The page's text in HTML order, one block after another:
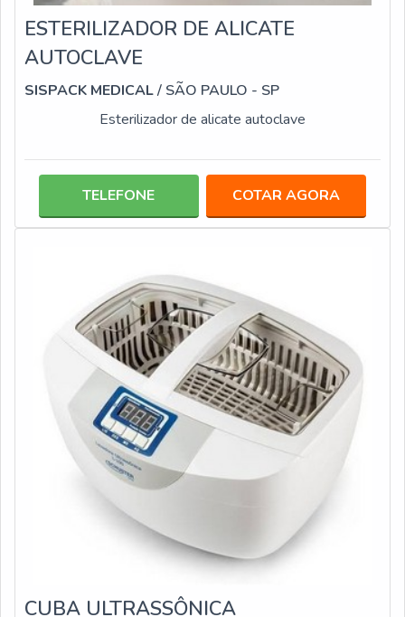
ESTERILIZADOR DE ALICATE
AUTOCLAVE
SISPACK MEDICAL/ SÃO PAULO - SP
Esterilizador de alicate autoclave
TELEFONE COTAR AGORA
CUBA ULTRASSÔNICA